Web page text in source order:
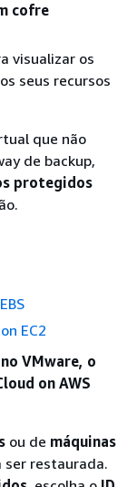
cofre
visualizar os
seus recursos
que não
de backup,
protegidos
EC2
VMware, o
on AWS
ou de máquinas
ser restaurada.